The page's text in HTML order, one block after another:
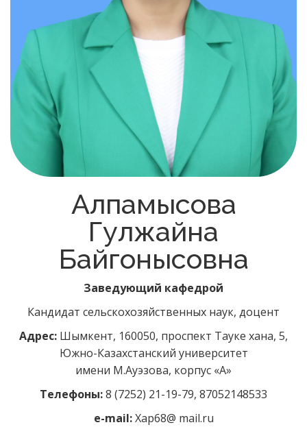
Алпамысова
Гулжайна
Байгонысовна
Заведующий кафедрой
Кандидат сельскохозяйственных наук, доцент
Адрес: Шымкент, 160050, проспект Тауке хана, 5,
Южно-Казахстанский университет
имени М.Ауэзова, корпус «А»
Телефоны:8 (7252) 21-19-79, 87052148533
e-mail:Xap68@ mail.ru